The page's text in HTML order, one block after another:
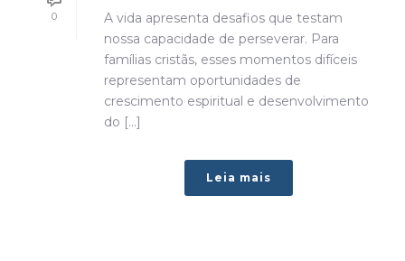
0
A vida apresenta desafios que testam
nossa capacidade de perseverar. Para
famílias cristãs, esses momentos difíceis
representam oportunidades de
crescimento espiritual e desenvolvimento
do [...]
Leia mais